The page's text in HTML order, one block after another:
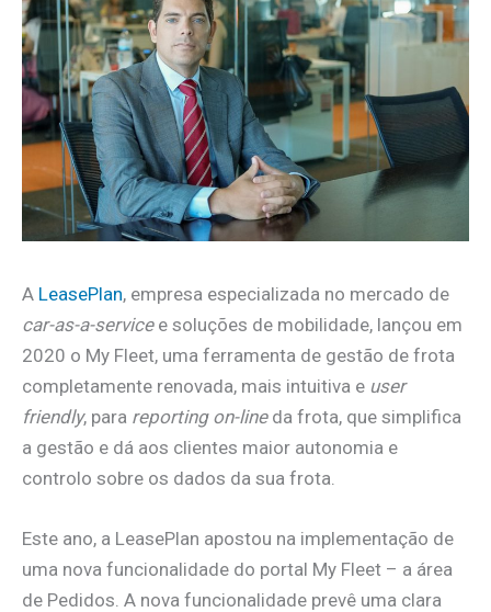
A LeasePlan, empresa especializada no mercado de
car-as-a-servicee soluções de mobilidade, lançou em
2020 o My Fleet, uma ferramenta de gestão de frota
completamente renovada, mais intuitiva e user
friendly, para reporting on-lineda frota, que simplifica
a gestão e dá aos clientes maior autonomia e
controlo sobre os dados da sua frota.
Este ano, a LeasePlan apostou na implementação de
uma nova funcionalidade do portal My Fleet – a área
de Pedidos. A nova funcionalidade prevê uma clara